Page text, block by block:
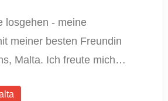
losgehen - meine
meiner besten Freundin
Malta. Ich freute mich…